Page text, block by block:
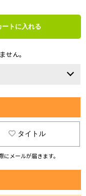
ートに入れる
せん。
タイトル
メールが届きます。